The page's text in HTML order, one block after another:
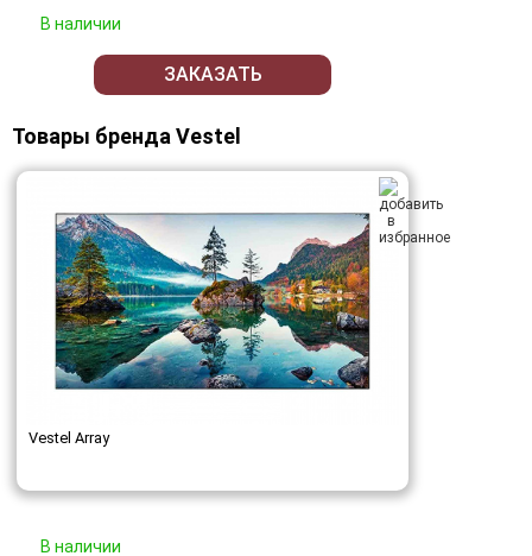
В наличии
ЗАКАЗАТЬ
Товары бренда Vestel
Vestel Array
В наличии